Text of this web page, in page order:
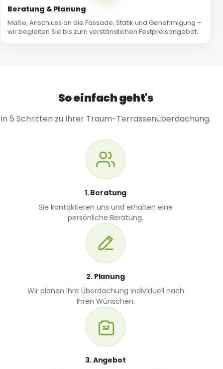
Beratung & Planung
Maße, Anschluss an die Fassade, Statik und Genehmigung –
wir begleiten Sie bis zum verständlichen Festpreisangebot.
So einfach geht's
In 5 Schritten zu Ihrer Traum-Terrassenüberdachung.
1. Beratung
Sie kontaktieren uns und erhalten eine
persönliche Beratung.
2. Planung
Wir planen Ihre Überdachung individuell nach
Ihren Wünschen.
3. Angebot